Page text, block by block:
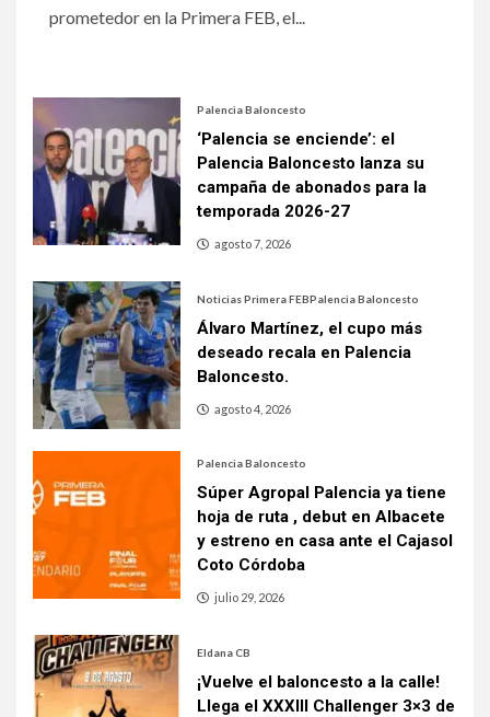
prometedor en la Primera FEB, el...
Palencia Baloncesto
‘Palencia se enciende’: el
Palencia Baloncesto lanza su
campaña de abonados para la
temporada 2026-27
agosto 7, 2026
Noticias Primera FEBPalencia Baloncesto
Álvaro Martínez, el cupo más
deseado recala en Palencia
Baloncesto.
agosto 4, 2026
Palencia Baloncesto
Súper Agropal Palencia ya tiene
hoja de ruta , debut en Albacete
y estreno en casa ante el Cajasol
Coto Córdoba
julio 29, 2026
Eldana CB
¡Vuelve el baloncesto a la calle!
Llega el XXXIII Challenger 3×3 de